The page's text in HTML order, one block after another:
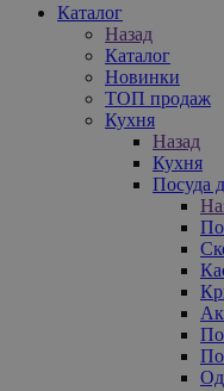
Каталог
Назад
Каталог
Новинки
ТОП продаж
Кухня
Назад
Кухня
Посуда